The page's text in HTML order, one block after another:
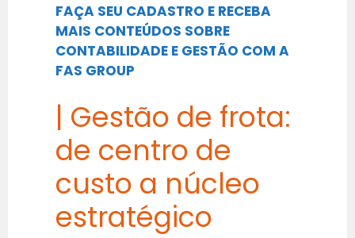
FAÇA SEU CADASTRO E RECEBA
MAIS CONTEÚDOS SOBRE
CONTABILIDADE E GESTÃO COM A
FAS GROUP
| Gestão de frota:
de centro de
custo a núcleo
estratégico